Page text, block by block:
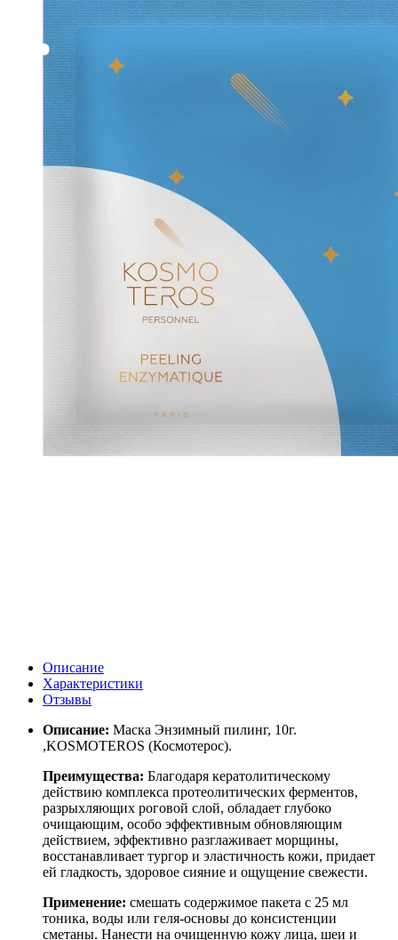
Описание
Характеристики
Отзывы
Описание: Маска Энзимный пилинг, 10г.
,KOSMOTEROS (Космотерос).
Преимущества: Благодаря кератолитическому
действию комплекса протеолитических ферментов,
разрыхляющих роговой слой, обладает глубоко
очищающим, особо эффективным обновляющим
действием, эффективно разглаживает морщины,
восстанавливает тургор и эластичность кожи, придает
ей гладкость, здоровое сияние и ощущение свежести.
Применение: смешать содержимое пакета с 25 мл
тоника, воды или геля-основы до консистенции
сметаны. Нанести на очищенную кожу лица, шеи и